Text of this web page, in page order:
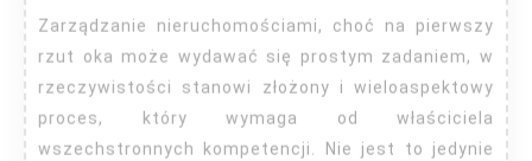
Zarządzanie nieruchomościami, choć na pierwszy
rzut oka może wydawać się prostym zadaniem, w
rzeczywistości stanowi złożony i wieloaspektowy
proces, który wymaga od właściciela
wszechstronnych kompetencji. Nie jest to jedynie